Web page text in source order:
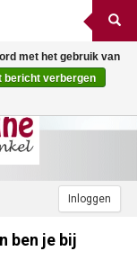
Inloggen
ben je bij
met het gebruik van
bericht verbergen